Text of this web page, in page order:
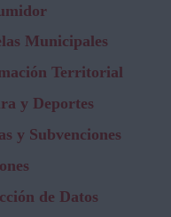
Municipales
Territorial
y Deportes
y Subvenciones
de Datos